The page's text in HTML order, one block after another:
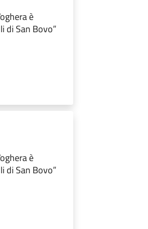
è
di San Bovo”
è
di San Bovo”